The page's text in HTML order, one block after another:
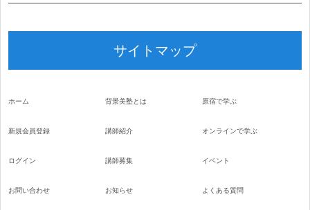
サイトマップ
ホーム
新規会員登録
ログイン
お問い合わせ
背景美塾とは
講師紹介
講師募集
お知らせ
原宿で学ぶ
オンラインで学ぶ
イベント
よくある質問